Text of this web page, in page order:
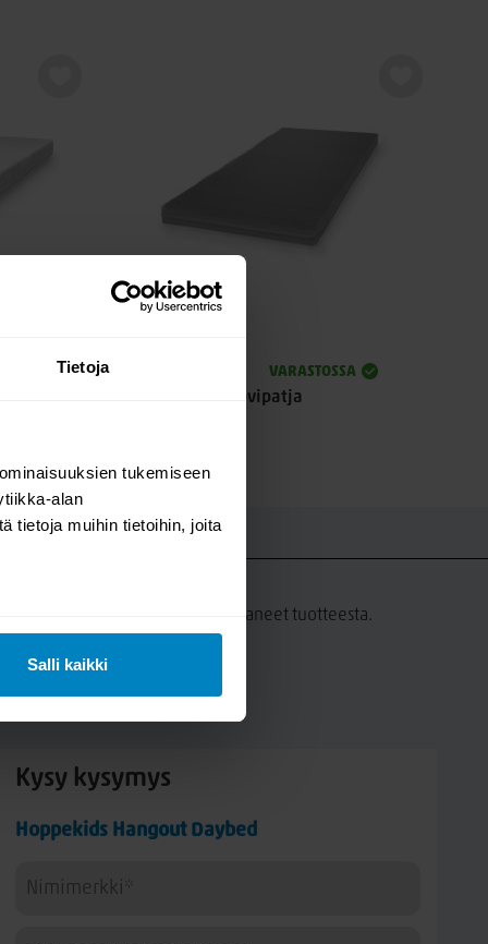
Tietoja
tukemiseen
alan
tietoja muihin tietoihin, joita
Salli kaikki
VARASTOSSA
Rollo vaahtomuovipatja
tuotteen ostaneet ovat antaneet tuotteesta.
Kysy kysymys
Hoppekids Hangout Daybed